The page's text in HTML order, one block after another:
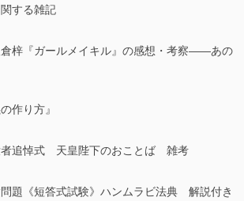
する雑記
倉梓『ガールメイキル』の感想・考察――あの
作り方』
追悼式 天皇陛下のおことば 雑考
題《短答式試験》ハンムラビ法典 解説付き